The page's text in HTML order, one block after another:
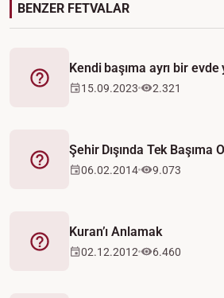
BENZER FETVALAR
Fetva
Kendi başıma ayrı bir
15.09.2023 2.321
Fetva
Şehir Dışında Tek Başıma
06.02.2014 9.073
Fetva
Kuran’ı Anlamak
02.12.2012 6.460